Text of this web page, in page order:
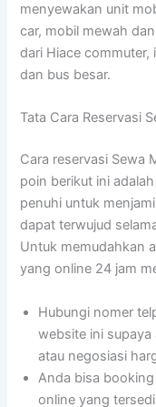
menyewakan unit
car, mobil mewah
dari Hiace
dan bus besar.
Tata Cara Reservasi
Cara reservasi Sewa
poin berikut ini
penuhi untuk
dapat terwujud
Untuk memudahkan
yang online 24 jam
Hubungi nomer
website ini
atau negosiasi
Anda bisa
online yang